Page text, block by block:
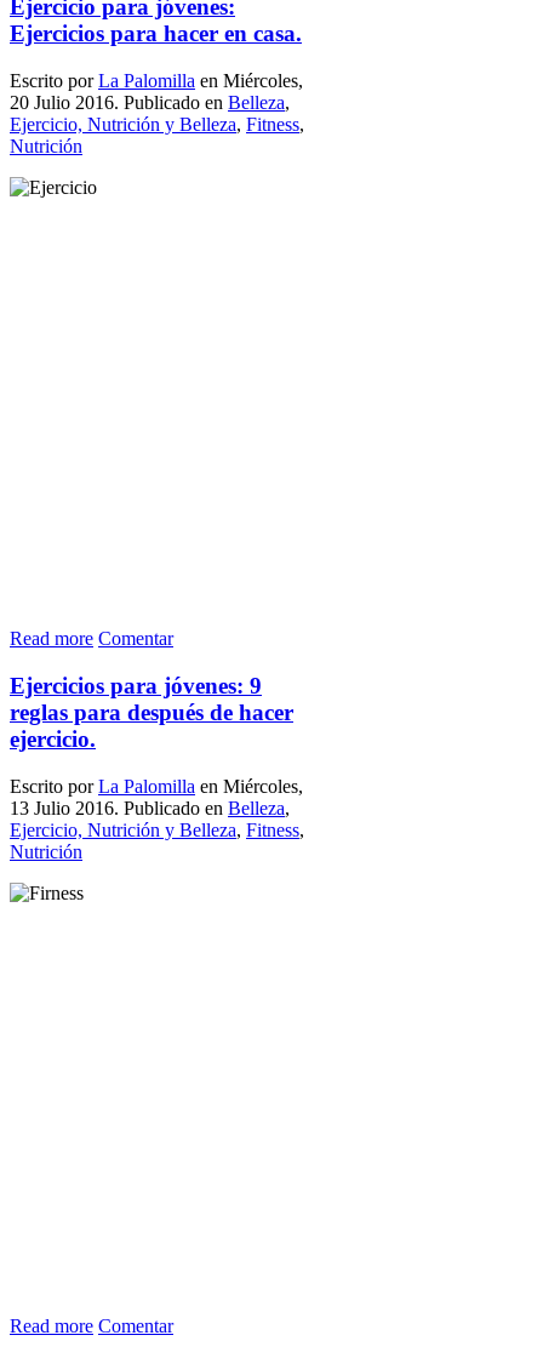
Ejercicio para jóvenes:
Ejercicios para hacer en casa.
Escrito porLa Palomilla en Miércoles,
20 Julio 2016. Publicado en Belleza,
Ejercicio, Nutrición y Belleza, Fitness,
Nutrición
Read more Comentar
Ejercicios para jóvenes: 9
reglas para después de hacer
ejercicio.
Escrito porLa Palomilla en Miércoles,
13 Julio 2016. Publicado en Belleza,
Ejercicio, Nutrición y Belleza, Fitness,
Nutrición
Read more Comentar